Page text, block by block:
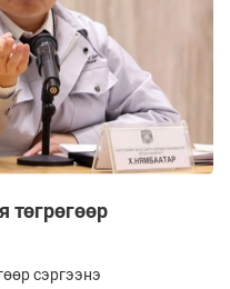
төгрөгөөр
сэргээнэ